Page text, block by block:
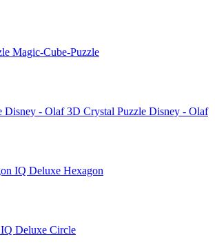
Magic-Cube-Puzzle
3D Crystal Puzzle Disney - Olaf
IQ Deluxe Hexagon
IQ Deluxe Circle